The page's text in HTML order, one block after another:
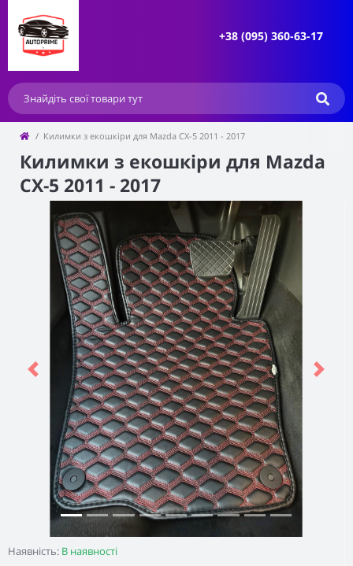
+38 (095) 360-63-17
Килимки з екошкіри для Mazda CX-5 2011 - 2017
Килимки з екошкіри для Mazda
CX-5 2011 - 2017
Наявність: В наявності
Previous Next